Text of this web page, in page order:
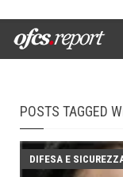
POSTS TAGGED
DIFESA E